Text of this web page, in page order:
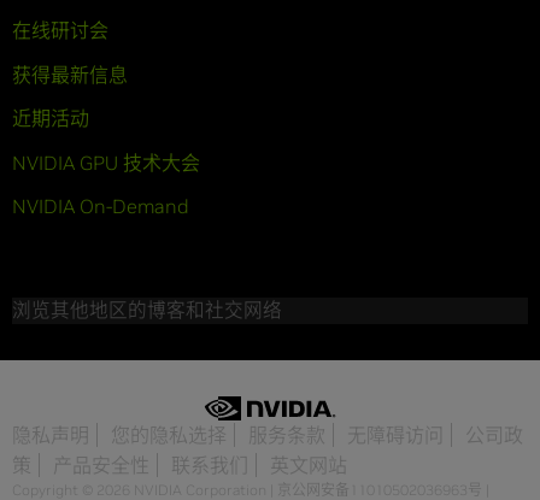
在线研讨会
获得最新信息
近期活动
NVIDIA GPU 技术大会
NVIDIA On-Demand
浏览其他地区的博客和社交网络
隐私声明 您的隐私选择 服务条款 无障碍访问
公司政
策
产品安全性 联系我们 英文网站
Copyright © 2026 NVIDIA Corporation 京公网安备11010502036963号